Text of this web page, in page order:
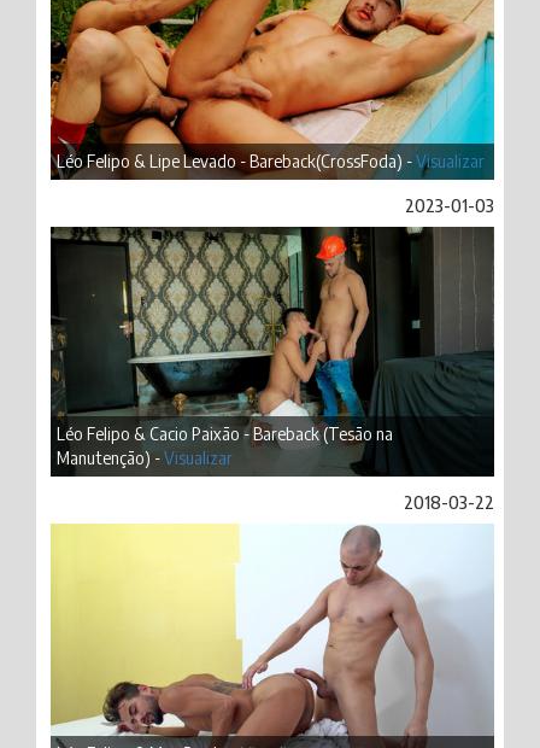
Léo Felipo & Lipe Levado - Bareback(CrossFoda) -Visualizar
2023-01-03
Léo Felipo & Cacio Paixão - Bareback (Tesão na
Manutenção) -Visualizar
2018-03-22